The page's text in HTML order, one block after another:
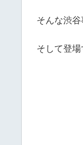
そんな渋
そして登